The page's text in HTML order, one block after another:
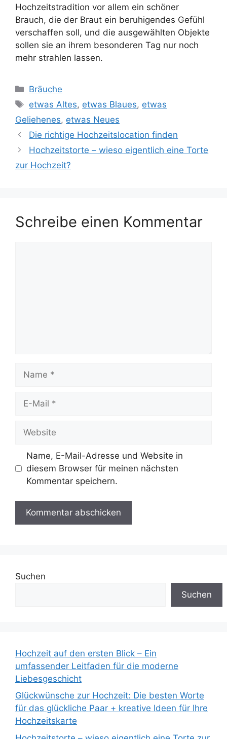
Hochzeitstradition vor allem ein schöner
Brauch, die der Braut ein beruhigendes Gefühl
verschaffen soll, und die ausgewählten Objekte
sollen sie an ihrem besonderen Tag nur noch
mehr strahlen lassen.
Kategorien
Bräuche
Schlagwörter
etwas Altes, etwas Blaues, etwas
Geliehenes, etwas Neues
Die richtige Hochzeitslocation finden
Hochzeitstorte – wieso eigentlich eine Torte
zur Hochzeit?
Schreibe einen Kommentar
Name
Website
Name, E-Mail-Adresse und Website in
diesem Browser für meinen nächsten
Kommentar speichern.
Suchen
Suchen
Hochzeit auf den ersten Blick – Ein
umfassender Leitfaden für die moderne
Liebesgeschicht
Glückwünsche zur Hochzeit: Die besten Worte
für das glückliche Paar + kreative Ideen für Ihre
Hochzeitskarte